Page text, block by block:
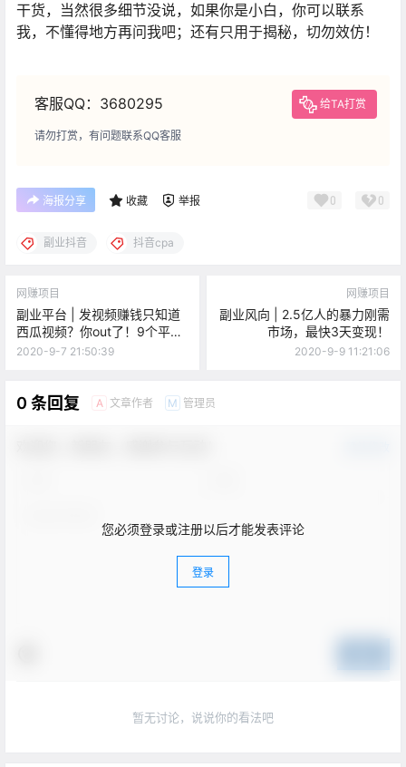
干货，当然很多细节没说，如果你是小白，你可以联系
我，不懂得地方再问我吧；还有只用于揭秘，切勿效仿！
客服QQ：3680295 给TA打赏
请勿打赏，有问题联系QQ客服
海报分享 收藏 举报 0 0
副业抖音 抖音cpa
网赚项目
副业平台 | 发视频赚钱只知道
西瓜视频？你out了！9个平台
送给你！
2020-9-7 21:50:39
网赚项目
副业风向 | 2.5亿人的暴力刚需
市场，最快3天变现！
2020-9-9 11:21:06
0 条回复 A 文章作者 M 管理员
您必须登录或注册以后才能发表评论
登录
暂无讨论，说说你的看法吧